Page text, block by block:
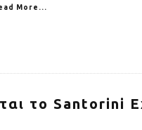
More...
το Santorini